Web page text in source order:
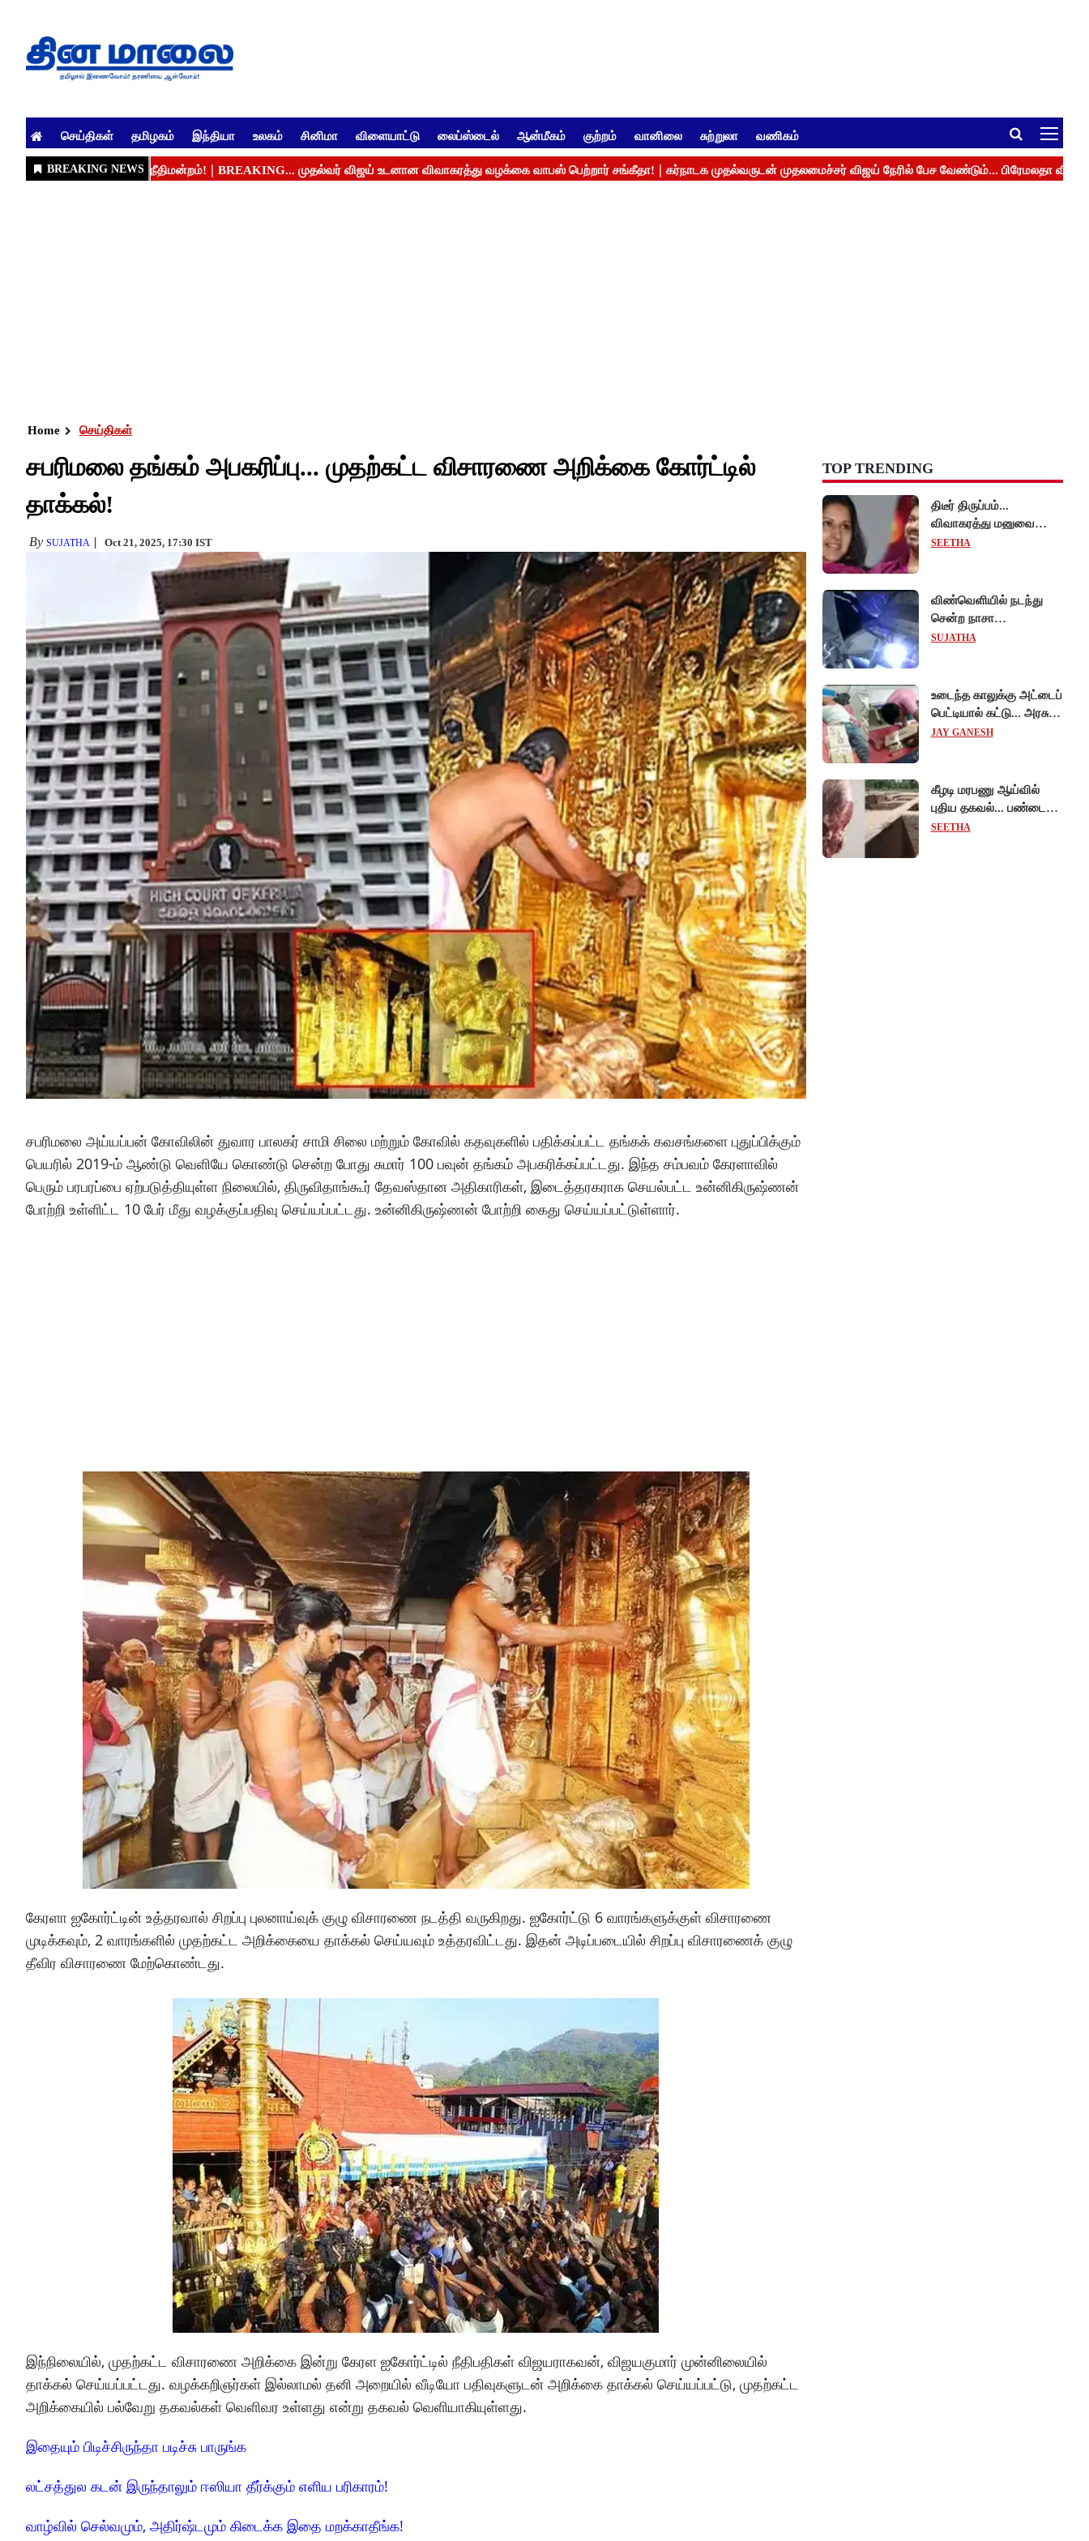
செய்திகள் தமிழகம் இந்தியா உலகம் சினிமா விளையாட்டு லைப்ஸ்டைல் ஆன்மீகம் குற்றம் வானிலை சுற்றுலா வணிகம்
Home செய்திகள்
சபரிமலை தங்கம் அபகரிப்பு... முதற்கட்ட விசாரணை அறிக்கை கோர்ட்டில்
தாக்கல்!
By SUJATHA Oct 21, 2025, 17:30 IST
சபரிமலை அய்யப்பன் கோவிலின் துவார பாலகர் சாமி சிலை மற்றும் கோவில் கதவுகளில் பதிக்கப்பட்ட தங்கக் கவசங்களை புதுப்பிக்கும்
பெயரில் 2019-ம் ஆண்டு வெளியே கொண்டு சென்ற போது சுமார் 100 பவுன் தங்கம் அபகரிக்கப்பட்டது. இந்த சம்பவம் கேரளாவில்
பெரும் பரபரப்பை ஏற்படுத்தியுள்ள நிலையில், திருவிதாங்கூர் தேவஸ்தான அதிகாரிகள், இடைத்தரகராக செயல்பட்ட உன்னிகிருஷ்ணன்
போற்றி உள்ளிட்ட 10 பேர் மீது வழக்குப்பதிவு செய்யப்பட்டது. உன்னிகிருஷ்ணன் போற்றி கைது செய்யப்பட்டுள்ளார்.
கேரளா ஐகோர்ட்டின் உத்தரவால் சிறப்பு புலனாய்வுக் குழு விசாரணை நடத்தி வருகிறது. ஐகோர்ட்டு 6 வாரங்களுக்குள் விசாரணை
முடிக்கவும், 2 வாரங்களில் முதற்கட்ட அறிக்கையை தாக்கல் செய்யவும் உத்தரவிட்டது. இதன் அடிப்படையில் சிறப்பு விசாரணைக் குழு
தீவிர விசாரணை மேற்கொண்டது.
இந்நிலையில், முதற்கட்ட விசாரணை அறிக்கை இன்று கேரள ஐகோர்ட்டில் நீதிபதிகள் விஜயராகவன், விஜயகுமார் முன்னிலையில்
தாக்கல் செய்யப்பட்டது. வழக்கறிஞர்கள் இல்லாமல் தனி அறையில் வீடியோ பதிவுகளுடன் அறிக்கை தாக்கல் செய்யப்பட்டு, முதற்கட்ட
அறிக்கையில் பல்வேறு தகவல்கள் வெளிவர உள்ளது என்று தகவல் வெளியாகியுள்ளது.
இதையும் பிடிச்சிருந்தா படிச்சு பாருங்க
லட்சத்துல கடன் இருந்தாலும் ஈஸியா தீர்க்கும் எளிய பரிகாரம்!
வாழ்வில் செல்வமும், அதிர்ஷ்டமும் கிடைக்க இதை மறக்காதீங்க!
TOP TRENDING
திடீர் திருப்பம்...
விவாகரத்து மனுவை
வாபஸ் பெற்றார் சங்கீதா -
நீதிமன்றம்!
SEETHA
விண்வெளியில் நடந்து
சென்ற நாசா
விஞ்ஞானிகள்
SUJATHA
உடைந்த காலுக்கு அட்டைப்
பெட்டியால் கட்டு... அரசு
மருத்துவமனையில்
JAY GANESH
கீழடி மரபணு ஆய்வில்
புதிய தகவல்... பண்டைய
தமிழர்கள் உணவில்
SEETHA